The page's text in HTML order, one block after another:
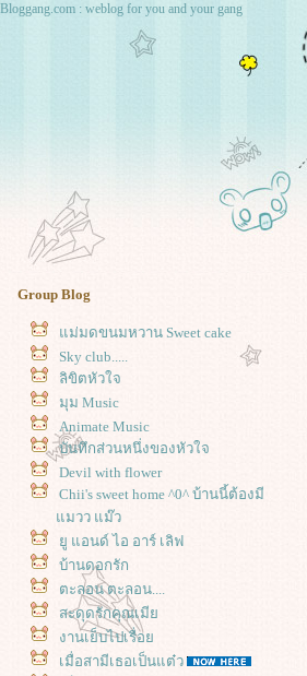
Bloggang.com : weblog for you and your gang
Group Blog
ม่มดขนมหวาน Sweet cake
Sky club.....
ลิขิตหัวใจ
มุม Music
Animate Music
บันทึกส่วนหนึ่งของหัวใจ
Devil with flower
Chii's sweet home ^0^ บ้านนี้ต้องมี
มวว แม๊ว
ู แอนด์ ไอ อาร์ เลิฟ
บ้านดอกรัก
ตะลอน ตะลอน....
สะดุดรักคุณเมี
งานเย็บไปเรื่อ
เมื่อสามีเธอเป็นแต๋ว